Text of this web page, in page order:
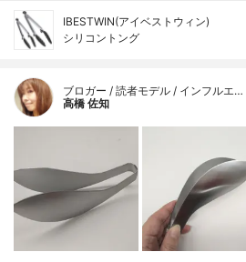
IBESTWIN(アイベストウィン)
シリコントング
ブロガー / 読者モデル / インフルエ…
高橋 佐知